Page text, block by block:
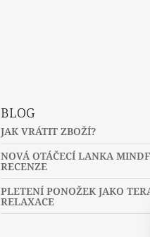
BLOG
JAK VRÁTIT ZBOŽÍ?
NOVÁ OTÁČECÍ LANKA
RECENZE
PLETENÍ PONOŽEK JAKO
RELAXACE